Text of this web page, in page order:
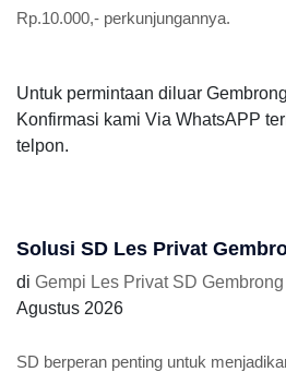
Rp.10.000,- perkunjungannya.
Untuk permintaan diluar
Konfirmasi kami Via WhatsAPP
telpon.
Solusi SD Les Privat
di Gempi Les Privat SD Gembrong
Agustus 2026
SD berperan penting untuk